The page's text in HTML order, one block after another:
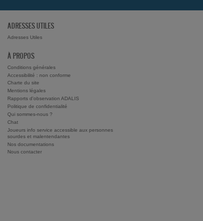
ADRESSES UTILES
Adresses Utiles
À PROPOS
Conditions générales
Accessibilité : non conforme
Charte du site
Mentions légales
Rapports d'observation ADALIS
Politique de confidentialité
Qui sommes-nous ?
Chat
Joueurs info service accessible aux personnes
sourdes et malentendantes
Nos documentations
Nous contacter